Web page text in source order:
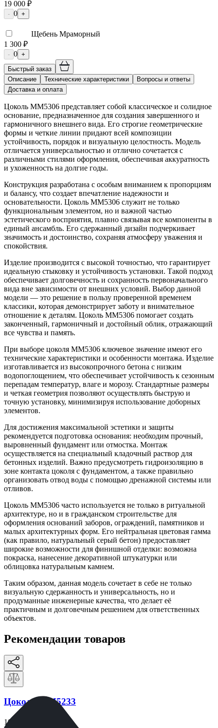
19 000 ₽
- 0 +
Щебень Мраморный
1 300 ₽
- 0 +
Быстрый заказ
Описание
Технические характеристики
Вопросы и ответы
Доставка и оплата
Цоколь ММ5306 представляет собой классическое и солидное
основание, предназначенное для создания завершенного и
гармоничного внешнего вида. Его строгие геометрические
формы и четкие линии придают всей композиции
устойчивость, порядок и визуальную целостность. Модель
отличается универсальностью и отлично сочетается с
различными стилями оформления, обеспечивая аккуратность
и ухоженность на долгие годы.
Конструкция разработана с особым вниманием к пропорциям
и балансу, что создает впечатление надежности и
основательности. Цоколь ММ5306 служит не только
функциональным элементом, но и важной частью
эстетического восприятия, плавно связывая все компоненты в
единый ансамбль. Его сдержанный дизайн подчеркивает
значимость и достоинство, сохраняя атмосферу уважения и
спокойствия.
Изделие производится с высокой точностью, что гарантирует
идеальную стыковку и устойчивость установки. Такой подход
обеспечивает долговечность и сохранность первоначального
вида вне зависимости от внешних условий. Выбор данной
модели — это решение в пользу проверенной временем
классики, которая демонстрирует заботу и внимательное
отношение к деталям. Цоколь ММ5306 помогает создать
законченный, гармоничный и достойный облик, отражающий
все чувства и память.
При выборе цоколя ММ5306 ключевое значение имеют его
технические характеристики и особенности монтажа. Изделие
изготавливается из высокопрочного бетона с низким
водопоглощением, что обеспечивает устойчивость к сезонным
перепадам температур, влаге и морозу. Стандартные размеры
и четкая геометрия позволяют осуществлять быструю и
точную установку, минимизируя использование доборных
элементов.
Для достижения максимальной эстетики и защиты
рекомендуется подготовка основания: необходим прочный,
выровненный фундамент или отмостка. Монтаж
осуществляется на специальный кладочный раствор для
бетонных изделий. Важно предусмотреть гидроизоляцию в
зоне контакта цоколя с фундаментом, а также правильно
организовать отвод воды с помощью дренажной системы или
отливов.
Цоколь ММ5306 часто используется не только в ритуальной
архитектуре, но и в гражданском строительстве для
оформления оснований заборов, ограждений, памятников и
малых архитектурных форм. Его нейтральная цветовая гамма
(как правило, натуральный серый бетон) предоставляет
широкие возможности для финишной отделки: возможна
покраска, нанесение декоративной штукатурки или
облицовка натуральным камнем.
Таким образом, данная модель сочетает в себе не только
визуальную сдержанность и универсальность, но и
продуманные инженерные качества, что делает её
практичным и долговечным решением для ответственных
объектов.
Рекомендации товаров
Цоколь ММ5233
103 208